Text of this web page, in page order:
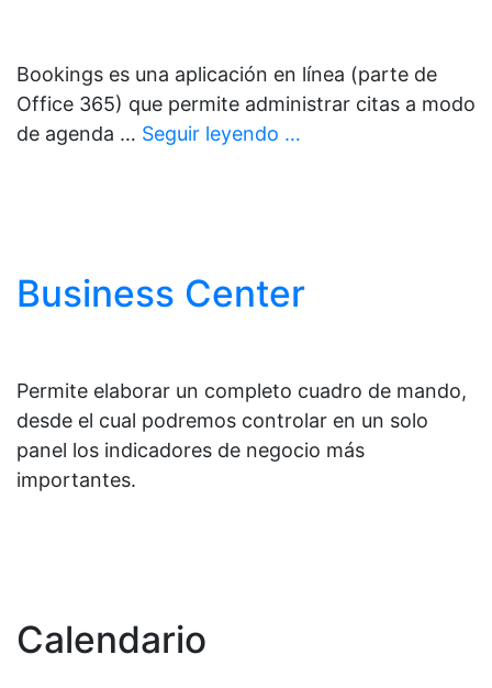
Bookings es una aplicación en línea (parte de
Office 365) que permite administrar citas a modo
de agenda … Seguir leyendo …
Business Center
Permite elaborar un completo cuadro de mando,
desde el cual podremos controlar en un solo
panel los indicadores de negocio más
importantes.
Calendario